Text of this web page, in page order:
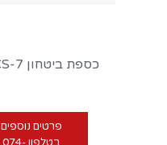
כספת ביטחון EXECUTIVESAFE ACS-7
פרטים נוספים